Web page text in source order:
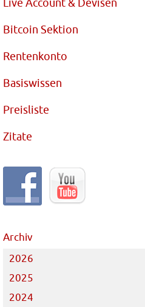
Live Account & Devisen
Bitcoin Sektion
Rentenkonto
Basiswissen
Preisliste
Zitate
Archiv
2026
2025
2024